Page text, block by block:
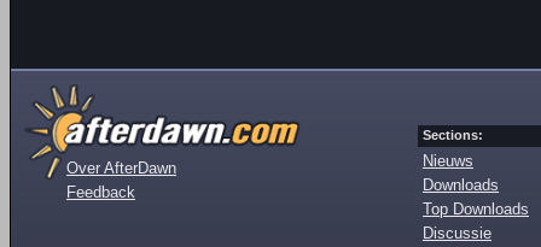
Over AfterDawn
Feedback
Sections:
Nieuws
Downloads
Top Downloads
Discussie